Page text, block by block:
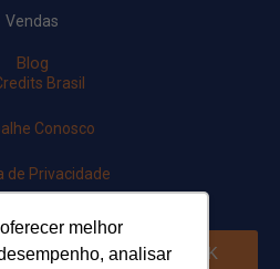
melhor
analisar
Vendas
Blog
Brasil
Conosco
de Privacidade
OK